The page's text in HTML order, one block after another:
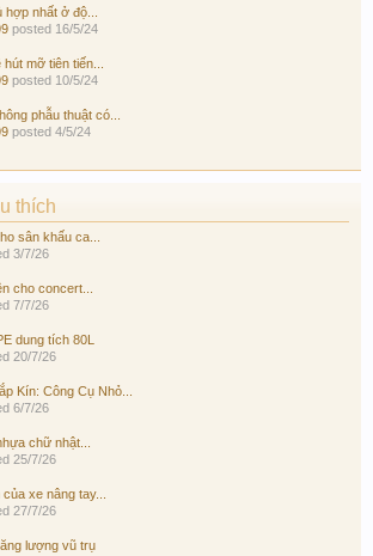
nhất ở độ...
posted 16/5/24
mỡ tiên tiến...
posted 10/5/24
phẫu thuật có...
posted 4/5/24
thích
sân khấu ca...
3/7/26
cho concert...
7/7/26
dung tích 80L
20/7/26
Kín: Công Cụ Nhỏ...
6/7/26
chữ nhật...
25/7/26
xe nâng tay...
27/7/26
lượng vũ trụ